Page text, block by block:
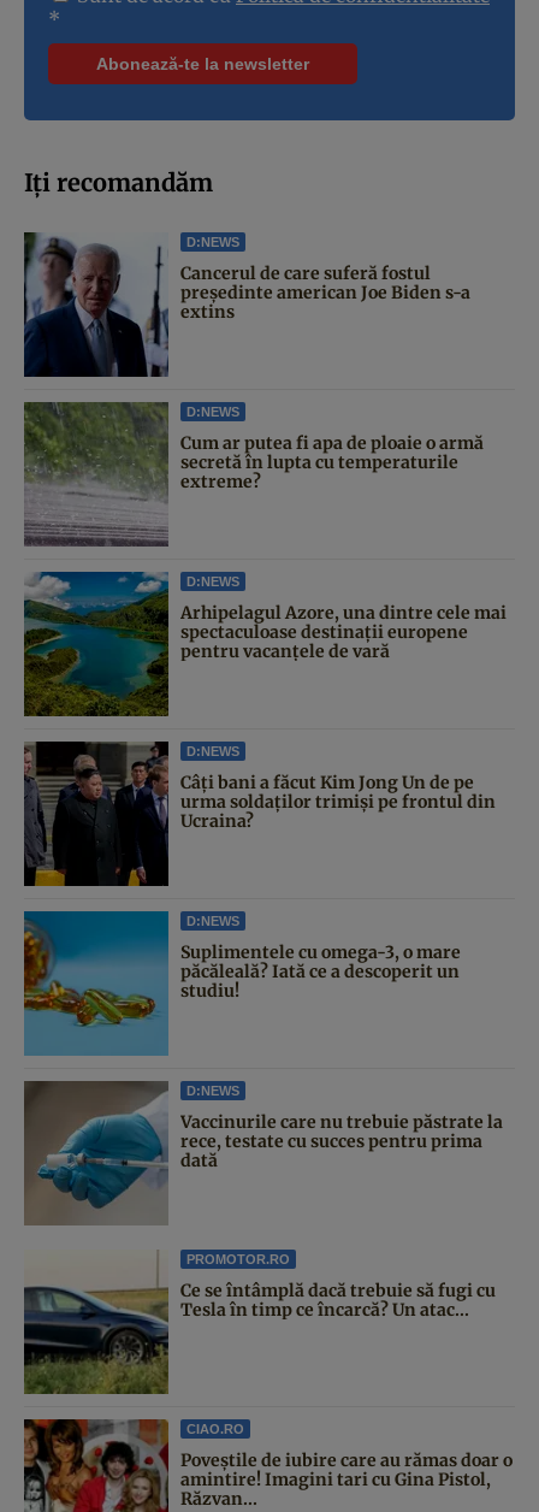
*
Iți recomandăm
D:NEWS
Cancerul de care suferă fostul
președinte american Joe Biden s-a
extins
D:NEWS
Cum ar putea fi apa de ploaie o armă
secretă în lupta cu temperaturile
extreme?
D:NEWS
Arhipelagul Azore, una dintre cele mai
spectaculoase destinații europene
pentru vacanțele de vară
D:NEWS
Câți bani a făcut Kim Jong Un de pe
urma soldaților trimiși pe frontul din
Ucraina?
D:NEWS
Suplimentele cu omega-3, o mare
păcăleală? Iată ce a descoperit un
studiu!
D:NEWS
Vaccinurile care nu trebuie păstrate la
rece, testate cu succes pentru prima
dată
PROMOTOR.RO
Ce se întâmplă dacă trebuie să fugi cu
Tesla în timp ce încarcă? Un atac...
CIAO.RO
Poveştile de iubire care au rămas doar o
amintire! Imagini tari cu Gina Pistol,
Răzvan...